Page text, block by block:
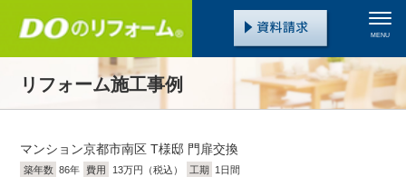
MENU
リフォーム施工事例
マンション京都市南区 T様邸 門扉交換
築年数 86年 費用 13万円（税込） 工期 1日間